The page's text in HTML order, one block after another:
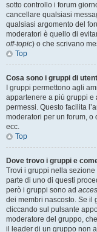
sotto controllo i forum
cancellare qualsiasi
qualsiasi argomento del
moderatori è quello di
off-topic) o che scrivano
Top
Cosa sono i gruppi di
I gruppi permettono agli
appartenere a più gruppi e
permessi. Questo facilita
moderatori per un forum, o
ecc.
Top
Dove trovo i gruppi e
Trovi i gruppi nella sezione
parte di uno di questi
però i gruppi sono ad
dei membri nascosto. Se il
cliccando sul pulsante
moderatore del gruppo,
il leader di un gruppo non